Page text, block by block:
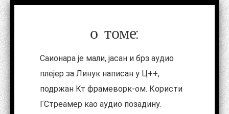
о томе:
Саионара је мали, јасан и брз аудио
плејер за Линук написан у Ц++,
подржан Кт фрамеворк-ом. Користи
ГСтреамер као аудио позадину.